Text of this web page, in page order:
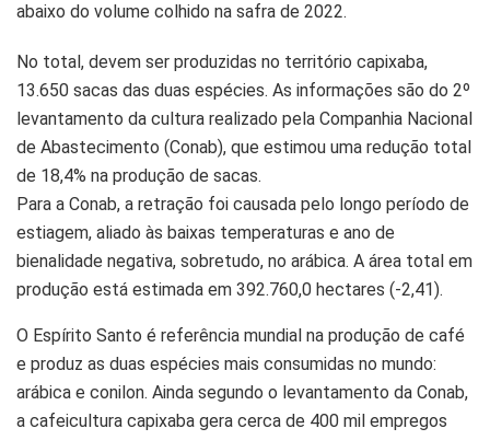
abaixo do volume colhido na safra de 2022.
No total, devem ser produzidas no território capixaba,
13.650 sacas das duas espécies. As informações são do 2º
levantamento da cultura realizado pela Companhia Nacional
de Abastecimento (Conab), que estimou uma redução total
de 18,4% na produção de sacas.
Para a Conab, a retração foi causada pelo longo período de
estiagem, aliado às baixas temperaturas e ano de
bienalidade negativa, sobretudo, no arábica. A área total em
produção está estimada em 392.760,0 hectares (-2,41).
O Espírito Santo é referência mundial na produção de café
e produz as duas espécies mais consumidas no mundo:
arábica e conilon. Ainda segundo o levantamento da Conab,
a cafeicultura capixaba gera cerca de 400 mil empregos